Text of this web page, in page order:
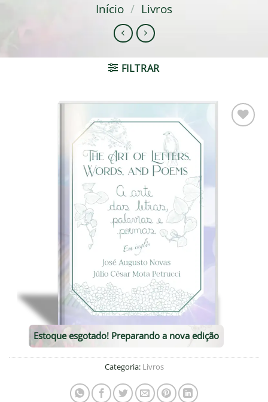
Início / Livros
FILTRAR
Estoque esgotado! Preparando a nova edição
Categoria: Livros